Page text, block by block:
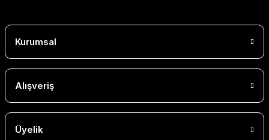
Kurumsal
Alışveriş
Üyelik